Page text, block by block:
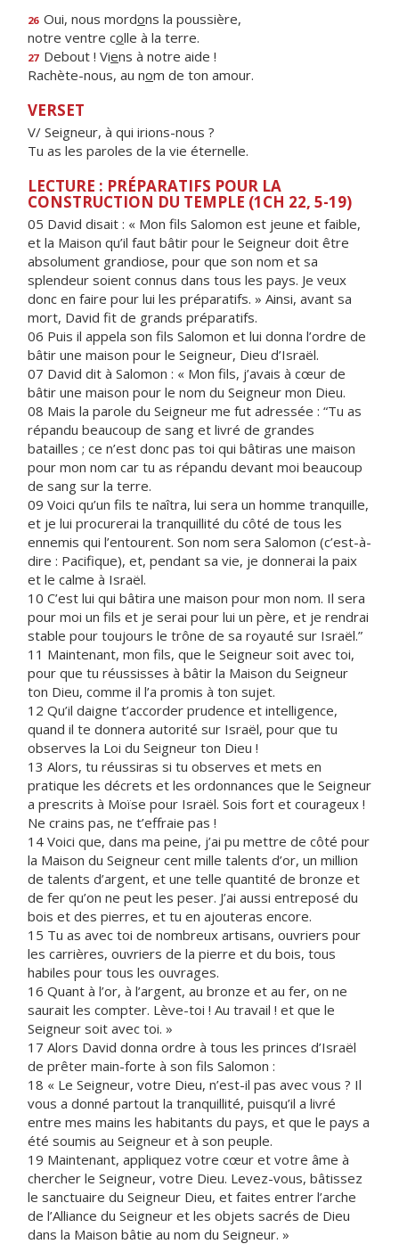
26 Oui, nous mordons la poussière,
notre ventre colle à la terre.
27 Debout ! Viens à notre aide !
Rachète-nous, au nom de ton amour.
VERSET
V/ Seigneur, à qui irions-nous ?
Tu as les paroles de la vie éternelle.
LECTURE : PRÉPARATIFS POUR LA
CONSTRUCTION DU TEMPLE (1CH 22, 5-19)
05 David disait : « Mon fils Salomon est jeune et faible,
et la Maison qu’il faut bâtir pour le Seigneur doit être
absolument grandiose, pour que son nom et sa
splendeur soient connus dans tous les pays. Je veux
donc en faire pour lui les préparatifs. » Ainsi, avant sa
mort, David fit de grands préparatifs.
06 Puis il appela son fils Salomon et lui donna l’ordre de
bâtir une maison pour le Seigneur, Dieu d’Israël.
07 David dit à Salomon : « Mon fils, j’avais à cœur de
bâtir une maison pour le nom du Seigneur mon Dieu.
08 Mais la parole du Seigneur me fut adressée : “Tu as
répandu beaucoup de sang et livré de grandes
batailles ; ce n’est donc pas toi qui bâtiras une maison
pour mon nom car tu as répandu devant moi beaucoup
de sang sur la terre.
09 Voici qu’un fils te naîtra, lui sera un homme tranquille,
et je lui procurerai la tranquillité du côté de tous les
ennemis qui l’entourent. Son nom sera Salomon (c’est-à-
dire : Pacifique), et, pendant sa vie, je donnerai la paix
et le calme à Israël.
10 C’est lui qui bâtira une maison pour mon nom. Il sera
pour moi un fils et je serai pour lui un père, et je rendrai
stable pour toujours le trône de sa royauté sur Israël.”
11 Maintenant, mon fils, que le Seigneur soit avec toi,
pour que tu réussisses à bâtir la Maison du Seigneur
ton Dieu, comme il l’a promis à ton sujet.
12 Qu’il daigne t’accorder prudence et intelligence,
quand il te donnera autorité sur Israël, pour que tu
observes la Loi du Seigneur ton Dieu !
13 Alors, tu réussiras si tu observes et mets en
pratique les décrets et les ordonnances que le Seigneur
a prescrits à Moïse pour Israël. Sois fort et courageux !
Ne crains pas, ne t’effraie pas !
14 Voici que, dans ma peine, j’ai pu mettre de côté pour
la Maison du Seigneur cent mille talents d’or, un million
de talents d’argent, et une telle quantité de bronze et
de fer qu’on ne peut les peser. J’ai aussi entreposé du
bois et des pierres, et tu en ajouteras encore.
15 Tu as avec toi de nombreux artisans, ouvriers pour
les carrières, ouvriers de la pierre et du bois, tous
habiles pour tous les ouvrages.
16 Quant à l’or, à l’argent, au bronze et au fer, on ne
saurait les compter. Lève-toi ! Au travail ! et que le
Seigneur soit avec toi. »
17 Alors David donna ordre à tous les princes d’Israël
de prêter main-forte à son fils Salomon :
18 « Le Seigneur, votre Dieu, n’est-il pas avec vous ? Il
vous a donné partout la tranquillité, puisqu’il a livré
entre mes mains les habitants du pays, et que le pays a
été soumis au Seigneur et à son peuple.
19 Maintenant, appliquez votre cœur et votre âme à
chercher le Seigneur, votre Dieu. Levez-vous, bâtissez
le sanctuaire du Seigneur Dieu, et faites entrer l’arche
de l’Alliance du Seigneur et les objets sacrés de Dieu
dans la Maison bâtie au nom du Seigneur. »